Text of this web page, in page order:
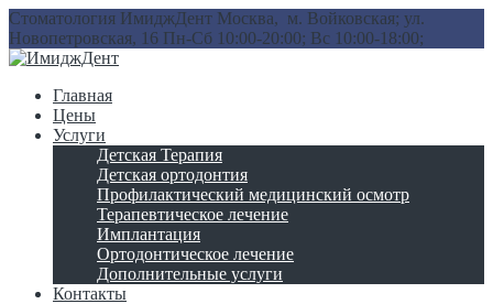
Стоматология ИмиджДент Москва, м. Войковская; ул.
Новопетровская, 16 Пн-Сб 10:00-20:00; Вс 10:00-18:00;
Главная
Цены
Услуги
Детская Терапия
Детская ортодонтия
Профилактический медицинский осмотр
Терапевтическое лечение
Имплантация
Ортодонтическое лечение
Дополнительные услуги
Контакты